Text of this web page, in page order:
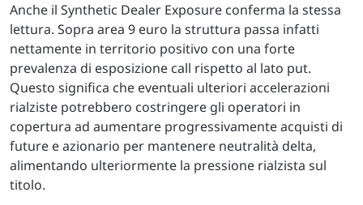
Anche il Synthetic Dealer Exposure conferma la stessa
lettura. Sopra area 9 euro la struttura passa infatti
nettamente in territorio positivo con una forte
prevalenza di esposizione call rispetto al lato put.
Questo significa che eventuali ulteriori accelerazioni
rialziste potrebbero costringere gli operatori in
copertura ad aumentare progressivamente acquisti di
future e azionario per mantenere neutralità delta,
alimentando ulteriormente la pressione rialzista sul
titolo.